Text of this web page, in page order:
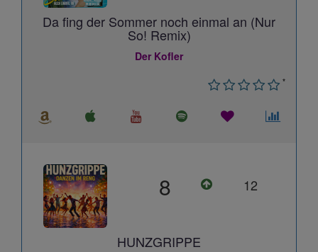
Da fing der Sommer noch einmal an (Nur
So! Remix)
Der Kofler
*
8 12
HUNZGRIPPE